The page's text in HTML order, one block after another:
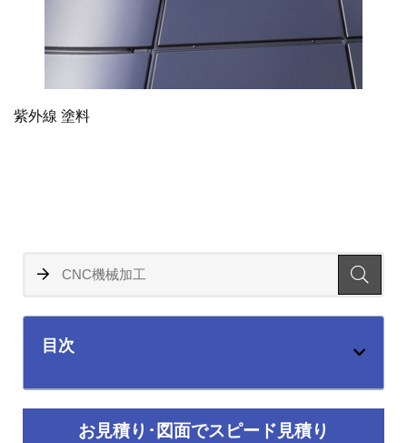
紫外線 塗料
目次
お見積り･図面でスピード見積り